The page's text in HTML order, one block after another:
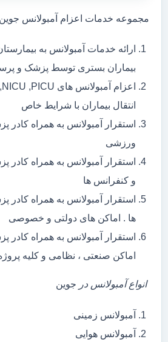
مجموعه خدمات اعزام آمبولانس جوین
ارائه خدمات آمبولانس به
بیماران بستری توسط پزشک و
انتقال بیماران با شرایط خاص
استقرار آمبولانس به همراه کادر
ورزشی
استقرار آمبولانس به همراه کادر
و کنفرانس ها
استقرار آمبولانس به همراه
ها . اماکن های دولتی و خصوصی
استقرار آمبولانس به همراه کادر
اماکن صنعتی ، نظامی و کلیه
انواع آمبولانس در جوین
آمبولانس زمینی
آمبولانس هوایی